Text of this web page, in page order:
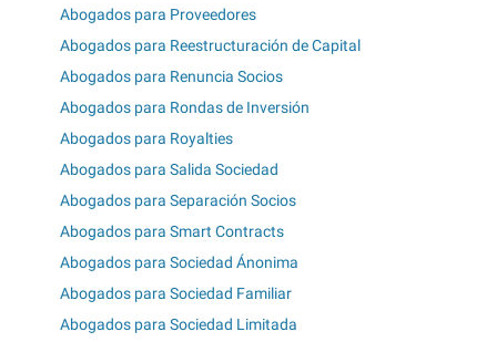
Abogados para Proveedores
Abogados para Reestructuración de Capital
Abogados para Renuncia Socios
Abogados para Rondas de Inversión
Abogados para Royalties
Abogados para Salida Sociedad
Abogados para Separación Socios
Abogados para Smart Contracts
Abogados para Sociedad Ánonima
Abogados para Sociedad Familiar
Abogados para Sociedad Limitada